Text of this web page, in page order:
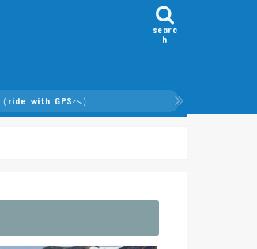
searc
h
ride with GPSへ）